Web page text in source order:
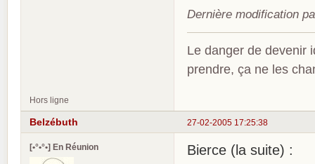
Dernière modification
Le danger de devenir
prendre, ça ne les
Hors ligne
27-02-2005 17:25:38
Belzébuth
[•°•°•] En Réunion
Bierce (la suite) :